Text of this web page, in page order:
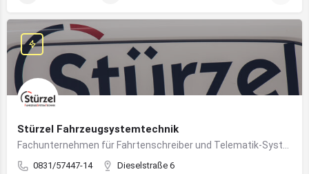
Stürzel Fahrzeugsystemtechnik
0831/57447-14 Dieselstraße 6